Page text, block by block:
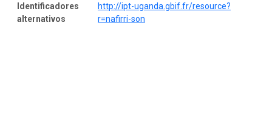
Identificadores
alternativos
http://ipt-uganda.gbif.fr/resource?
r=nafirri-son